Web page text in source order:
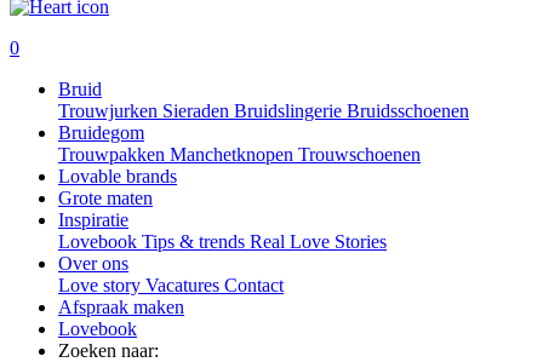
0
Bruid
Trouwjurken Sieraden Bruidslingerie Bruidsschoenen
Bruidegom
Trouwpakken Manchetknopen Trouwschoenen
Lovable brands
Grote maten
Inspiratie
Lovebook Tips & trends Real Love Stories
Over ons
Love story Vacatures Contact
Afspraak maken
Lovebook
Zoeken naar: